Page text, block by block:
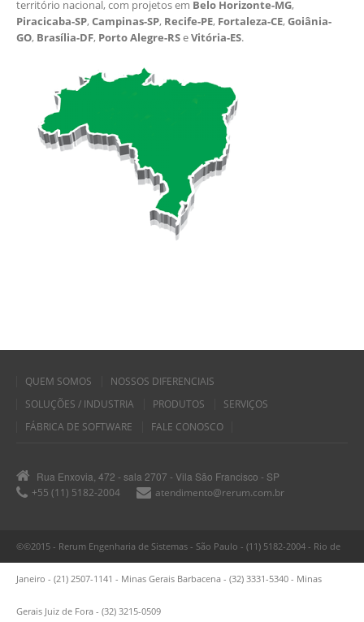
território nacional, com projetos em Belo Horizonte-MG,
Piracicaba-SP,Campinas-SP, Recife-PE, Fortaleza-CE,Goiânia-
GO, Brasília-DF, Porto Alegre-RSeVitória-ES.
QUEM SOMOS
NOSSOS DIFERENCIAIS
SOLUÇÕES / INDUSTRIA
PRODUTOS
SERVIÇOS
FÁBRICA DE SOFTWARE
FALE CONOSCO
Rua Enxovia, 472 - sala 2707 - Vila São Francisco - SP
+55 (11) 5182-2004
atendimento@rerum.com.br
©©2015 - Rerum Engenharia de Sistemas - São Paulo - (11) 5182-2004 - Rio de
Janeiro - (21) 2507-1141 - Minas Gerais Barbacena - (32) 3331-5340 - Minas
Gerais Juiz de Fora - (32) 3215-0509